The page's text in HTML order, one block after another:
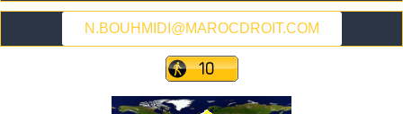
N.BOUHMIDI@MAROCDROIT.COM